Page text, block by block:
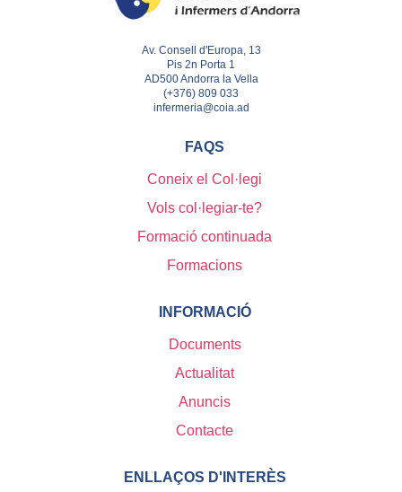
Av. Consell d'Europa, 13
Pis 2n Porta 1
AD500 Andorra la Vella
(+376) 809 033
infermeria@coia.ad
FAQS
Coneix el Col·legi
Vols col·legiar-te?
Formació continuada
Formacions
INFORMACIÓ
Documents
Actualitat
Anuncis
Contacte
ENLLAÇOS D'INTERÈS